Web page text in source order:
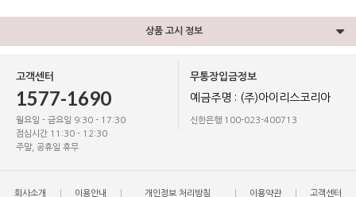
상품 고시 정보
고객센터
1577-1690
월요일 - 금요일 9:30 - 17:30
점심시간 11:30 - 12:30
주말, 공휴일 휴무
무통장입금정보
예금주명 : (주)아이리스코리아
신한은행 100-023-400713
회사소개 이용안내 개인정보 처리방침 이용약관 고객센터